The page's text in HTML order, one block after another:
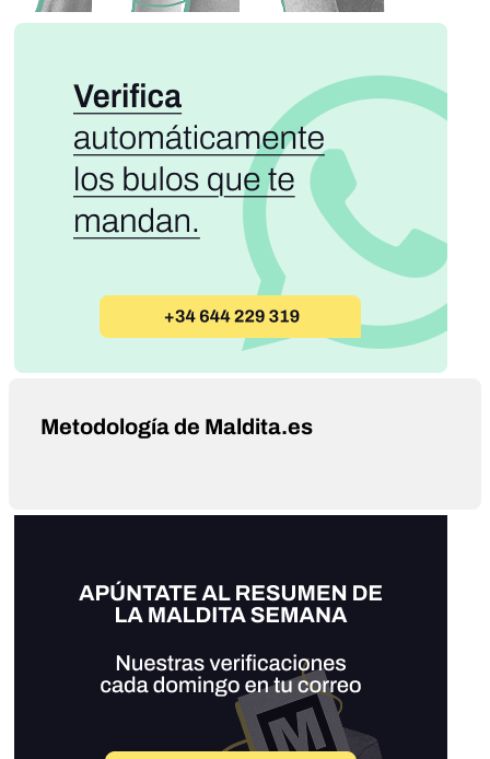
Metodología de Maldita.es